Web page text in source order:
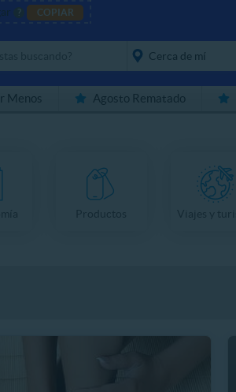
COPIAR
Menos Agosto Rematado